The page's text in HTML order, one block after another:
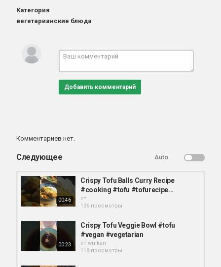
Категория
вегетарианские блюда
Добавить комментарий
Комментариев нет.
Следующее Auto
00:46
Crispy Tofu Balls Curry Recipe
#cooking #tofu #tofurecipe...
от
136 просмотры
00:23
Crispy Tofu Veggie Bowl #tofu
#vegan #vegetarian
от wulkan
118 просмотры